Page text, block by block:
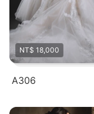
NT$ 18,000
A306